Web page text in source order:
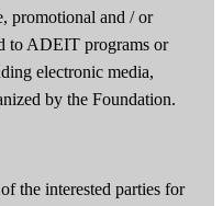
promotional and / or
to ADEIT programs or
electronic media,
by the Foundation.
the interested parties for